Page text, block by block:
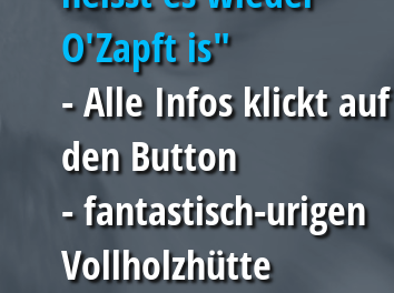
O'Zapft is"
- Alle Infos klickt auf
den Button
- fantastisch-urigen
Vollholzhütte